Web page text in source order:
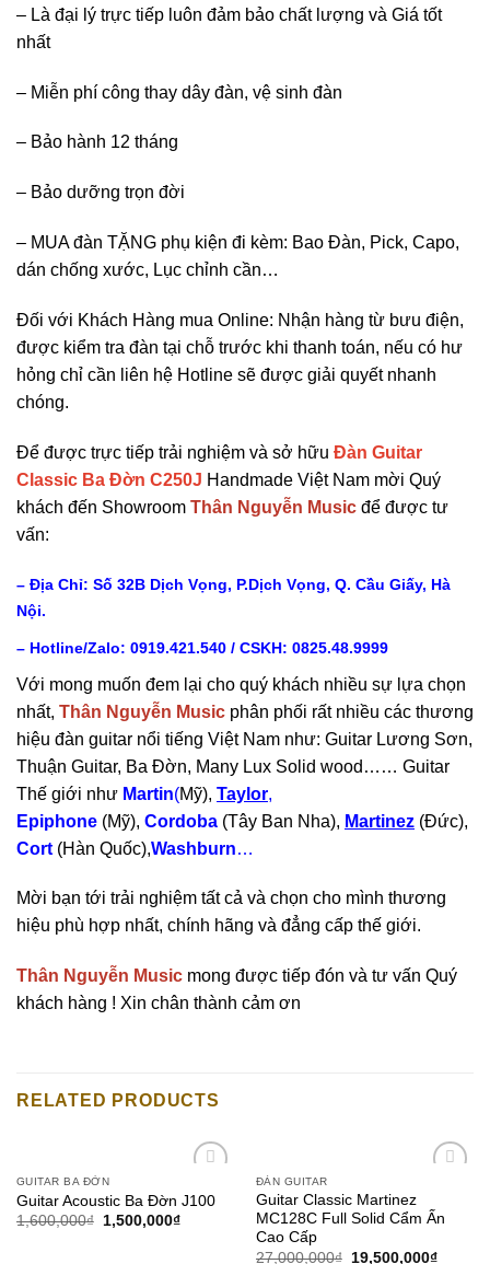
– Là đại lý trực tiếp luôn đảm bảo chất lượng và Giá tốt
nhất
– Miễn phí công thay dây đàn, vệ sinh đàn
– Bảo hành 12 tháng
– Bảo dưỡng trọn đời
– MUA đàn TẶNG phụ kiện đi kèm: Bao Đàn, Pick, Capo,
dán chống xước, Lục chỉnh cần…
Đối với Khách Hàng mua Online: Nhận hàng từ bưu điện,
được kiểm tra đàn tại chỗ trước khi thanh toán, nếu có hư
hỏng chỉ cần liên hệ Hotline sẽ được giải quyết nhanh
chóng.
Để được trực tiếp trải nghiệm và sở hữu Đàn Guitar
Classic Ba Đờn C250J Handmade Việt Nam mời Quý
khách đến Showroom Thân Nguyễn Music để được tư
vấn:
– Địa Chỉ: Số 32B Dịch Vọng, P.Dịch Vọng, Q. Cầu Giấy, Hà
Nội.
– Hotline/Zalo: 0919.421.540 / CSKH: 0825.48.9999
Với mong muốn đem lại cho quý khách nhiều sự lựa chọn
nhất, Thân Nguyễn Music phân phối rất nhiều các thương
hiệu đàn guitar nổi tiếng Việt Nam như: Guitar Lương Sơn,
Thuận Guitar, Ba Đờn, Many Lux Solid wood…… Guitar
Thế giới như Martin(Mỹ), Taylor,
Epiphone (Mỹ), Cordoba (Tây Ban Nha), Martinez (Đức),
Cort (Hàn Quốc),Washburn…
Mời bạn tới trải nghiệm tất cả và chọn cho mình thương
hiệu phù hợp nhất, chính hãng và đẳng cấp thế giới.
Thân Nguyễn Music mong được tiếp đón và tư vấn Quý
khách hàng ! Xin chân thành cảm ơn
RELATED PRODUCTS
wishlist
GUITAR BA ĐỜN
Guitar Acoustic Ba Đờn J100
1,600,000₫ 1,500,000₫
wishlist
ĐÀN GUITAR
Guitar Classic Martinez
MC128C Full Solid Cẩm Ấn
Cao Cấp
27,000,000₫ 19,500,000₫